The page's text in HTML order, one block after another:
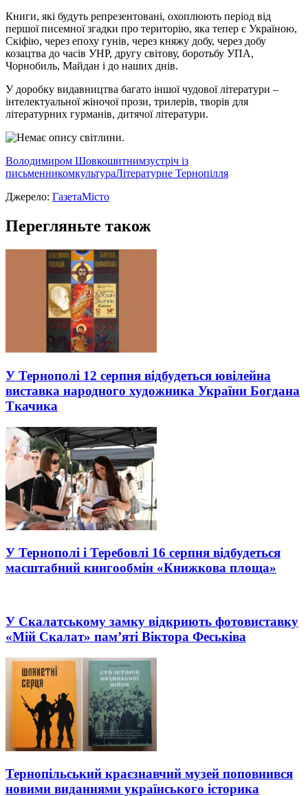
Книги, якi будуть репрезентованi, охоплюють перiод вiд
першої писемної згадки про територiю, яка тепер є Україною,
Скiфiю, через епоху гунiв, через княжу добу, через добу
козацтва до часiв УНР, другу свiтову, боротьбу УПА,
Чорнобиль, Майдан i до наших днiв.
У доробку видавництва багато iншої чудової лiтератури –
iнтелектуальної жiночої прози, трилерiв, творiв для
лiтературних гурманiв, дитячої лiтератури.
Володимиром Шовкошитнимзустріч із
письменникомкультураЛітературне Тернопілля
Джерело: ГазетаМісто
Перегляньте також
У Тернополі 12 серпня відбудеться ювілейна
виставка народного художника України Богдана
Ткачика
У Тернополі і Теребовлі 16 серпня відбудеться
масштабний книгообмін «Книжкова площа»
У Скалатському замку відкриють фотовиставку
«Мій Скалат» пам’яті Віктора Феськіва
Тернопільський краєзнавчий музей поповнився
новими виданнями українського історика